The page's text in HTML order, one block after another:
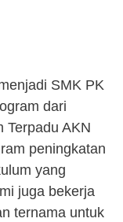
SMK PK
dari
Terpadu AKN
peningkatan
yang
juga bekerja
ternama untuk